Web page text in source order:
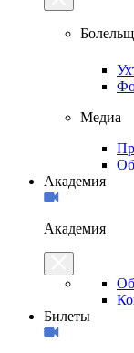
Медиа
Академия
Академия
Билеты